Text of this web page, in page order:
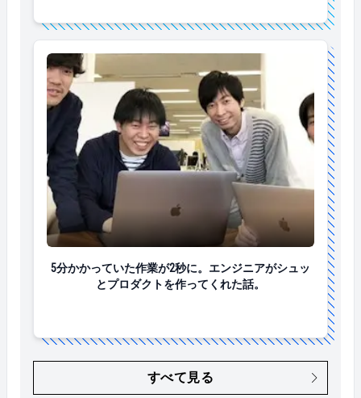
5分かかっていた作業が2秒に。エンジニアがシュッ
5分かかっていた作業が2秒に。エンジニアがシュッ
とプロダクトを作ってくれた話。
すべて見る